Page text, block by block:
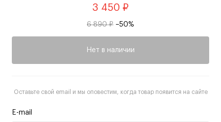
3 450 ₽
6 890 ₽ –50%
Нет в наличии
Оставьте свой email и мы оповестим, когда товар появится на сайте
E-mail